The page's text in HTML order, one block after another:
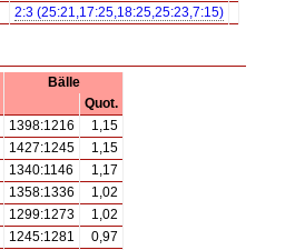
2:3 (25:21,17:25,18:25,25:23,7:15)
Bälle
Quot.
1398:1216
1,15
1427:1245
1,15
1340:1146
1,17
1358:1336
1,02
1299:1273
1,02
1245:1281
0,97